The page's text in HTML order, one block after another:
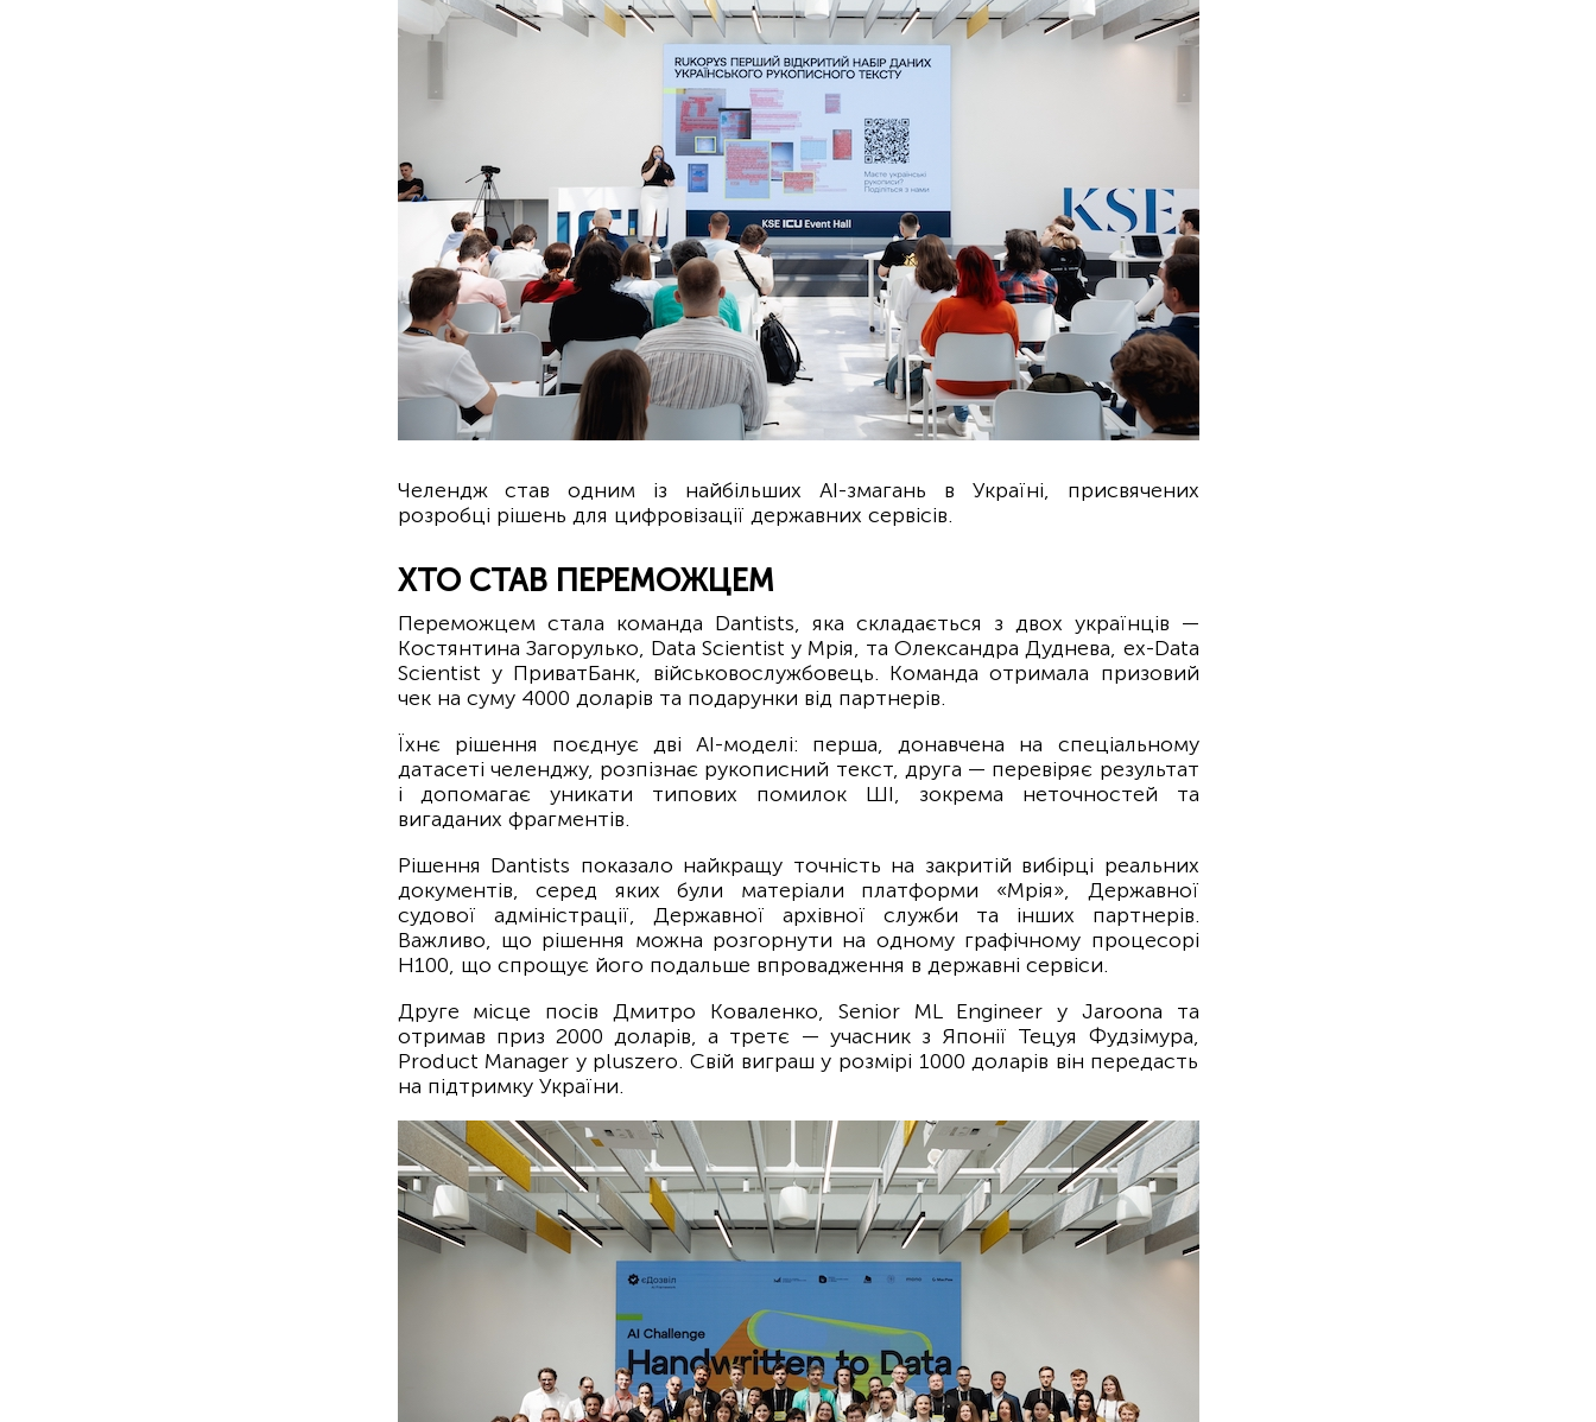
Челендж став одним із найбільших AI-змагань в Україні, присвячених
розробці рішень для цифровізації державних сервісів.
ХТО СТАВ ПЕРЕМОЖЦЕМ
Переможцем стала команда Dantists, яка складається з двох українців —
Костянтина Загорулько, Data Scientist у Мрія, та Олександра Дуднева, ex-Data
Scientist у ПриватБанк, військовослужбовець. Команда отримала призовий
чек на суму 4000 доларів та подарунки від партнерів.
Їхнє рішення поєднує дві AI-моделі: перша, донавчена на спеціальному
датасеті челенджу, розпізнає рукописний текст, друга — перевіряє результат
і допомагає уникати типових помилок ШІ, зокрема неточностей та
вигаданих фрагментів.
Рішення Dantists показало найкращу точність на закритій вибірці реальних
документів, серед яких були матеріали платформи «Мрія», Державної
судової адміністрації, Державної архівної служби та інших партнерів.
Важливо, що рішення можна розгорнути на одному графічному процесорі
H100, що спрощує його подальше впровадження в державні сервіси.
Друге місце посів Дмитро Коваленко, Senior ML Engineer у Jaroona та
отримав приз 2000 доларів, а третє — учасник з Японії Тецуя Фудзімура,
Product Manager у pluszero. Свій виграш у розмірі 1000 доларів він передасть
на підтримку України.